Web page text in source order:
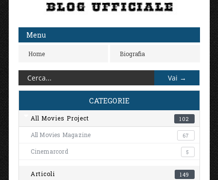
Menu
Home Biografia
CATEGORIE
All Movies Project 102
All Movies Magazine 67
Cinemarcord 5
Articoli 149